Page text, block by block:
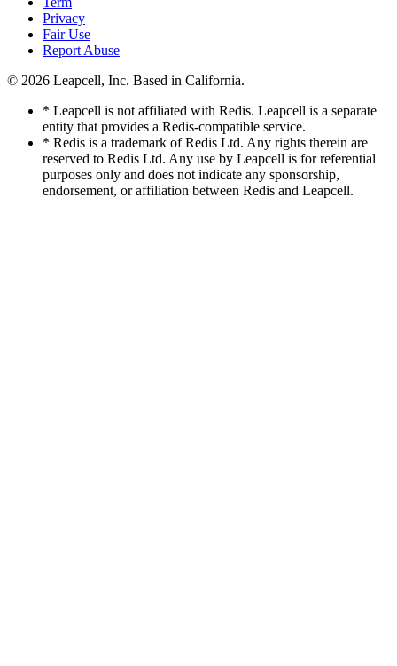
Privacy
Fair Use
Report Abuse
© 2026 Leapcell, Inc. Based in California.
* Leapcell is not affiliated with Redis. Leapcell is a separate
entity that provides a Redis-compatible service.
* Redis is a trademark of Redis Ltd. Any rights therein are
reserved to Redis Ltd. Any use by Leapcell is for referential
purposes only and does not indicate any sponsorship,
endorsement, or affiliation between Redis and Leapcell.